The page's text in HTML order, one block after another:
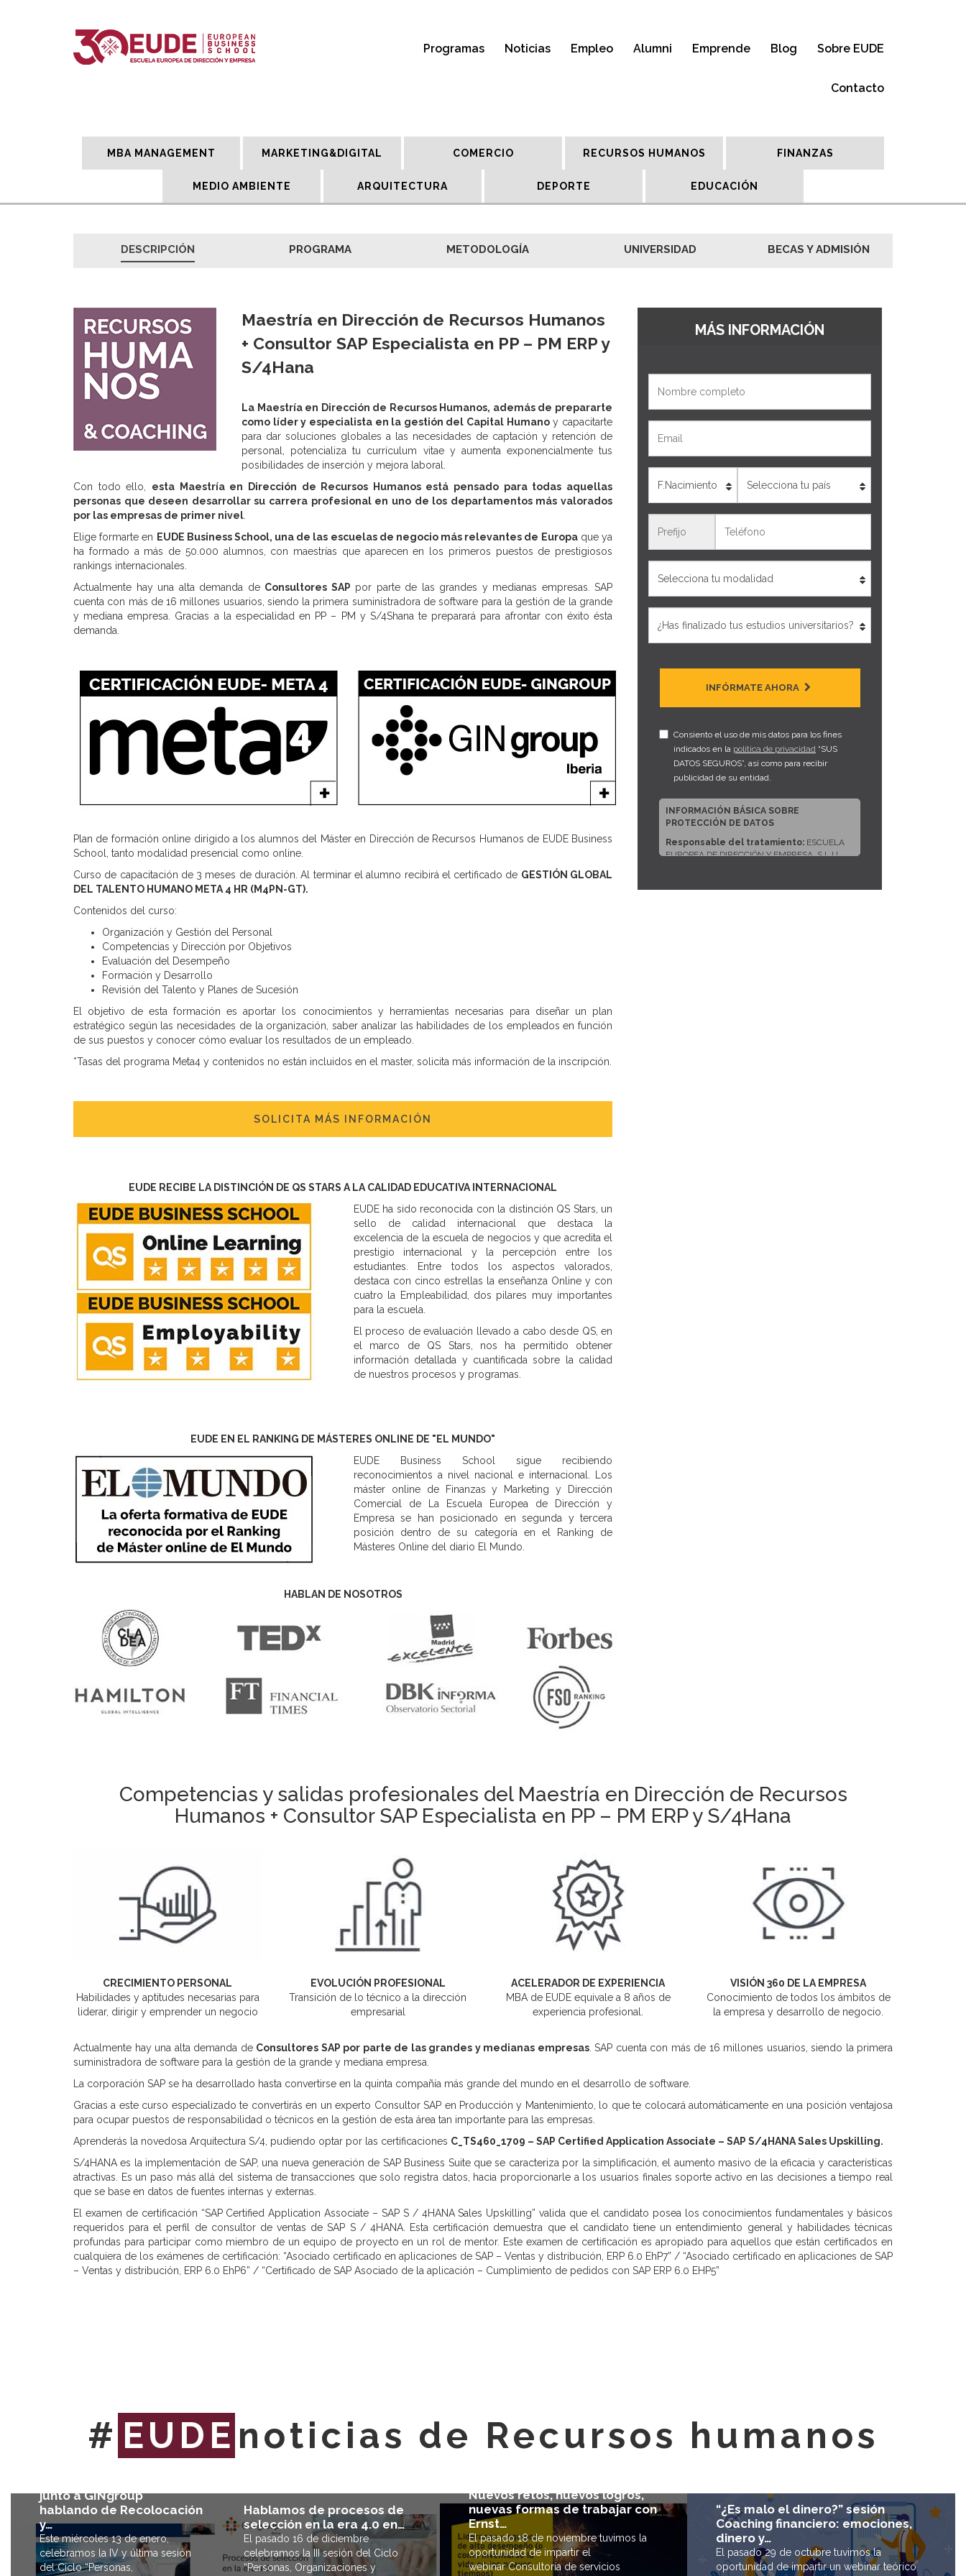
Programas Noticias Empleo Alumni Emprende Blog Sobre EUDE
Contacto
MBA MANAGEMENT MARKETING&DIGITAL COMERCIO RECURSOS HUMANOS FINANZAS
MEDIO AMBIENTE ARQUITECTURA DEPORTE EDUCACIÓN
DESCRIPCIÓN PROGRAMA METODOLOGÍA UNIVERSIDAD BECAS Y ADMISIÓN
Maestría en Dirección de Recursos Humanos
+ Consultor SAP Especialista en PP – PM ERP y
S/4Hana
La Maestría en Dirección de Recursos Humanos, además de prepararte
como líder y especialista en la gestión del Capital Humanoy capacitarte
para dar soluciones globales a las necesidades de captación y retención de
personal, potencializa tu currículum vitae y aumenta exponencialmente tus
posibilidades de inserción y mejora laboral.
Con todo ello, esta Maestría en Dirección de Recursos Humanos está pensado para todas aquellas
personas que deseen desarrollar su carrera profesional en uno de los departamentos más valorados
por las empresas de primer nivel
Elige formarte en EUDE Business School, una de las escuelas de negocio más relevantes de Europaque ya
ha formado a más de 50.000 alumnos, con maestrías que aparecen en los primeros puestos de prestigiosos
rankings internacionales.
Actualmente hay una alta demanda de Consultores SAP por parte de las grandes y medianas empresas. SAP
cuenta con más de 16 millones usuarios, siendo la primera suministradora de software para la gestión de la grande
y mediana empresa. Gracias a la especialidad en PP – PM y S/4Shana te preparará para afrontar con éxito ésta
demanda.
Plan de formación online dirigido a los alumnos del Máster en Dirección de Recursos Humanos de EUDE Business
School, tanto modalidad presencial como online.
Curso de capacitación de 3 meses de duración. Al terminar el alumno recibirá el certificado de GESTIÓN GLOBAL
DEL TALENTO HUMANO META 4 HR (M4PN-GT).
Contenidos del curso:
Organización y Gestión del Personal
Competencias y Dirección por Objetivos
Evaluación del Desempeño
Formación y Desarrollo
Revisión del Talento y Planes de Sucesión
El objetivo de esta formación es aportar los conocimientos y herramientas necesarias para diseñar un plan
estratégico según las necesidades de la organización, saber analizar las habilidades de los empleados en función
de sus puestos y conocer cómo evaluar los resultados de un empleado.
*Tasas del programa Meta4 y contenidos no están incluidos en el master, solicita más información de la inscripción.
SOLICITA MÁS INFORMACIÓN
EUDE RECIBE LA DISTINCIÓN DE QS STARS A LA CALIDAD EDUCATIVA INTERNACIONAL
EUDE ha sido reconocida con la distinción QS Stars, un
sello de calidad internacional que destaca la
excelencia de la escuela de negocios y que acredita el
prestigio internacional y la percepción entre los
estudiantes. Entre todos los aspectos valorados,
destaca con cinco estrellas la enseñanza Online y con
cuatro la Empleabilidad, dos pilares muy importantes
para la escuela.
El proceso de evaluación llevado a cabo desde QS, en
el marco de QS Stars, nos ha permitido obtener
información detallada y cuantificada sobre la calidad
de nuestros procesos y programas.
EUDE EN EL RANKING DE MÁSTERES ONLINE DE "EL MUNDO"
EUDE Business School sigue recibiendo
reconocimientos a nivel nacional e internacional. Los
máster online de Finanzas y Marketing y Dirección
Comercial de La Escuela Europea de Dirección y
Empresa se han posicionado en segunda y tercera
posición dentro de su categoría en el Ranking de
Másteres Online del diario El Mundo.
HABLAN DE NOSOTROS
MÁS INFORMACIÓN
INFÓRMATE AHORA
Consiento el uso de mis datos para los fines
indicados en la política de privacidad “SUS
DATOS SEGUROS”, así como para recibir
publicidad de su entidad.
INFORMACIÓN BÁSICA SOBRE
PROTECCIÓN DE DATOS
Responsable del tratamiento: ESCUELA
EUROPEA DE DIRECCIÓN Y EMPRESA, S.L.U.
Competencias y salidas profesionales del Maestría en Dirección de Recursos
Humanos + Consultor SAP Especialista en PP – PM ERP y S/4Hana
CRECIMIENTO PERSONAL
Habilidades y aptitudes necesarias para
liderar, dirigir y emprender un negocio
EVOLUCIÓN PROFESIONAL
Transición de lo técnico a la dirección
empresarial
ACELERADOR DE EXPERIENCIA
MBA de EUDE equivale a 8 años de
experiencia profesional.
VISIÓN 360 DE LA EMPRESA
Conocimiento de todos los ámbitos de
la empresa y desarrollo de negocio.
Actualmente hay una alta demanda de Consultores SAP por parte de las grandes y medianas empresas. SAP cuenta con más de 16 millones usuarios, siendo la primera
suministradora de software para la gestión de la grande y mediana empresa.
La corporación SAP se ha desarrollado hasta convertirse en la quinta compañía más grande del mundo en el desarrollo de software.
Gracias a este curso especializado te convertirás en un experto Consultor SAP en Producción y Mantenimiento, lo que te colocará automáticamente en una posición ventajosa
para ocupar puestos de responsabilidad o técnicos en la gestión de esta área tan importante para las empresas.
Aprenderás la novedosa Arquitectura S/4, pudiendo optar por las certificaciones C_TS460_1709 – SAP Certified Application Associate – SAP S/4HANA Sales Upskilling.
S/4HANA es la implementación de SAP, una nueva generación de SAP Business Suite que se caracteriza por la simplificación, el aumento masivo de la eficacia y características
atractivas. Es un paso más allá del sistema de transacciones que solo registra datos, hacia proporcionarle a los usuarios finales soporte activo en las decisiones a tiempo real
que se base en datos de fuentes internas y externas.
El examen de certificación “SAP Certified Application Associate – SAP S / 4HANA Sales Upskilling” valida que el candidato posea los conocimientos fundamentales y básicos
requeridos para el perfil de consultor de ventas de SAP S / 4HANA. Esta certificación demuestra que el candidato tiene un entendimiento general y habilidades técnicas
profundas para participar como miembro de un equipo de proyecto en un rol de mentor. Este examen de certificación es apropiado para aquellos que están certificados en
cualquiera de los exámenes de certificación: “Asociado certificado en aplicaciones de SAP – Ventas y distribución, ERP 6.0 EhP7” / “Asociado certificado en aplicaciones de SAP
– Ventas y distribución, ERP 6.0 EhP6” / “Certificado de SAP Asociado de la aplicación – Cumplimiento de pedidos con SAP ERP 6.0 EHP5”
# EUDE noticias de Recursos humanos
junto a GINgroup
hablando de Recolocación
y…
Este miércoles 13 de enero,
celebramos la IV y última sesión
del Ciclo “Personas,
Hablamos de procesos de
selección en la era 4.0 en…
El pasado 16 de diciembre
celebramos la III sesión del Ciclo
“Personas, Organizaciones y
Nuevos retos, nuevos logros,
nuevas formas de trabajar con
Ernst…
El pasado 18 de noviembre tuvimos la
oportunidad de impartir el
webinar Consultoría de servicios
“¿Es malo el dinero?” sesión
Coaching financiero: emociones,
dinero y…
El pasado 29 de octubre tuvimos la
oportunidad de impartir un webinar teórico